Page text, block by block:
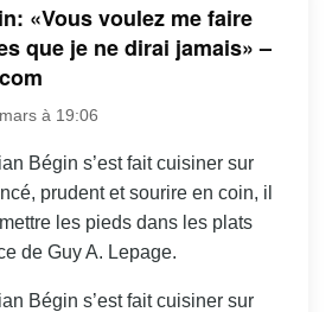
«Vous voulez me faire
que je ne dirai jamais» –
à 19:06
Bégin s’est fait cuisiner sur
prudent et sourire en coin, il
les pieds dans les plats
de Guy A. Lepage.
Bégin s’est fait cuisiner sur